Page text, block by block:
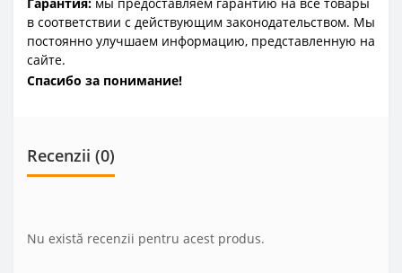
в соответствии с действующим законодательством. Мы
постоянно улучшаем информацию, представленную на
сайте.
Спасибо за понимание!
Recenzii (0)
Nu există recenzii pentru acest produs.